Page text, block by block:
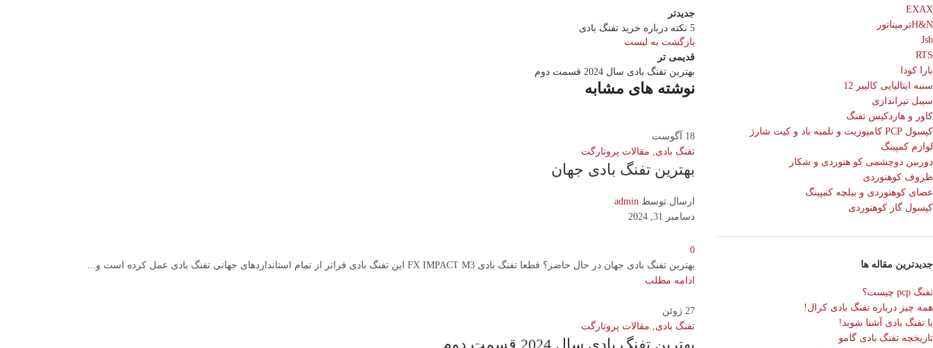
EXAX
H&Nترمیناتور
Jsb
RTS
بارا کودا
سنبه ایتالیایی کالیبر 12
سیبل تیراندازی
کاور و هاردکیس تفنگ
کپسول PCP کامپوزیت و تلمبه باد و کیت شارژ
لوازم کمپینگ
دوربین دوچشمی کو هنوردی و شکار
ظروف کوهنوردی
عصای کوهنوردی و بیلچه کمپینگ
کپسول گاز کوهنوردی
جدیدترین مقاله ها
تفنگ pcp چیست؟
همه چیز درباره تفنگ بادی کرال!
با تفنگ بادی آشنا شوید!
تاریخچه تفنگ بادی گامو
جدیدتر
5 نکته درباره خرید تفنگ بادی
بازگشت به لیست
قدیمی تر
بهترین تفنگ بادی سال 2024 قسمت دوم
نوشته های مشابه
18 آگوست
تفنگ بادی
مقالات پروتارگت
بهترین تفنگ بادی جهان
ارسال توسط admin
دسامبر 31, 2024
0
بهترین تفنگ بادی جهان در حال حاضر؟ قطعا تفنگ بادی FX IMPACT M3 این تفنگ بادی فراتر از تمام استانداردهای جهانی تفنگ بادی عمل کرده است و...
ادامه مطلب
27 ژوئن
تفنگ بادی, مقالات پروتارگت
بهترین تفنگ بادی سال 2024 قسمت دوم